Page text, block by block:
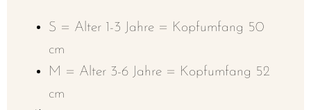
S = Alter 1-3 Jahre = Kopfumfang 50
cm
M = Alter 3-6 Jahre = Kopfumfang 52
cm